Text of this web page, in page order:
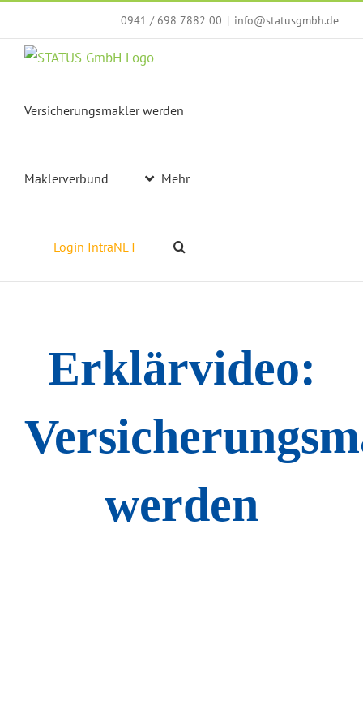
Inhalt
springen
0941 / 698 7882 00 | info@statusgmbh.de
Versicherungsmakler werden
Maklerverbund Mehr
Login IntraNET
Erklärvideo:
werden